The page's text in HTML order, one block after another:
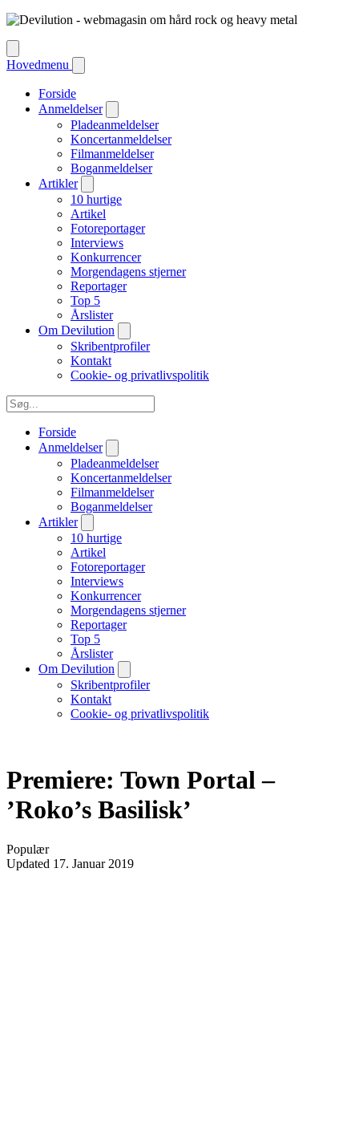
Hovedmenu
Forside
Anmeldelser
Pladeanmeldelser
Koncertanmeldelser
Filmanmeldelser
Boganmeldelser
Artikler
10 hurtige
Artikel
Fotoreportager
Interviews
Konkurrencer
Morgendagens stjerner
Reportager
Top 5
Årslister
Om Devilution
Skribentprofiler
Kontakt
Cookie- og privatlivspolitik
Forside
Anmeldelser
Pladeanmeldelser
Koncertanmeldelser
Filmanmeldelser
Boganmeldelser
Artikler
10 hurtige
Artikel
Fotoreportager
Interviews
Konkurrencer
Morgendagens stjerner
Reportager
Top 5
Årslister
Om Devilution
Skribentprofiler
Kontakt
Cookie- og privatlivspolitik
Premiere: Town Portal –
’Roko’s Basilisk’
Populær
Updated 17. Januar 2019